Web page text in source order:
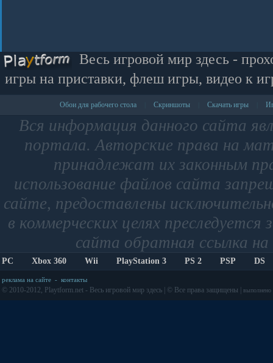
Весь игровой мир здесь -
игры на приставки, флеш игры, видео к
Обои для рабочего стола Скриншоты Скачать игры
Вся информация данного сайта
портала. Авторские права на
принадлежат их законным
использование файлов сайта
сайте, предоставлены
в коммерческих целях
сайта обратная ссылка
PC Xbox 360 Wii PlayStation 3 PS 2 PSP DS
реклама на сайте - контакты
© 2010-2012, Playtform.net - Весь игровой мир здесь | © Все права защищены | выполнено